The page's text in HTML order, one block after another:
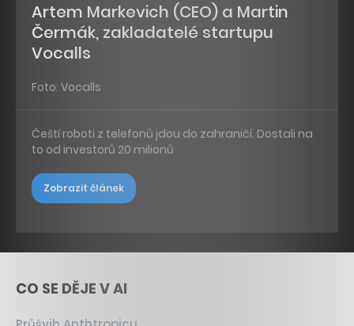
Artem Markevich (CEO) a Martin
Čermák, zakladatelé startupu
Vocalls
Foto: Vocalls
Čeští roboti z telefonů jdou do zahraničí. Dostali na
to od investorů 20 milionů
Zobrazit článek
CO SE DĚJE V AI